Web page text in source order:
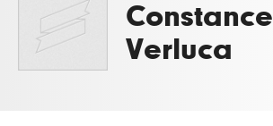
Constance
Verluca